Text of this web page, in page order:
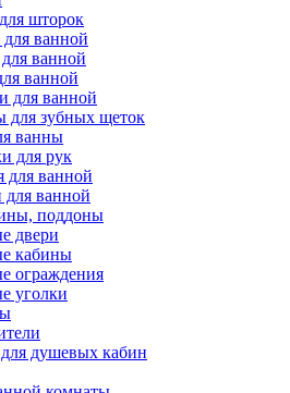
шторок
ванной
ванной
ванной
для ванной
для зубных щеток
ванны
для рук
для ванной
ванной
поддоны
двери
кабины
ограждения
уголки
душевых кабин